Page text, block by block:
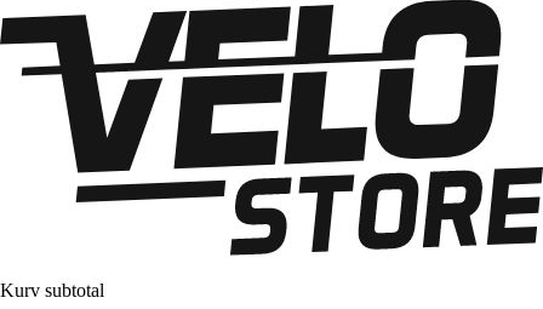
Kurv subtotal